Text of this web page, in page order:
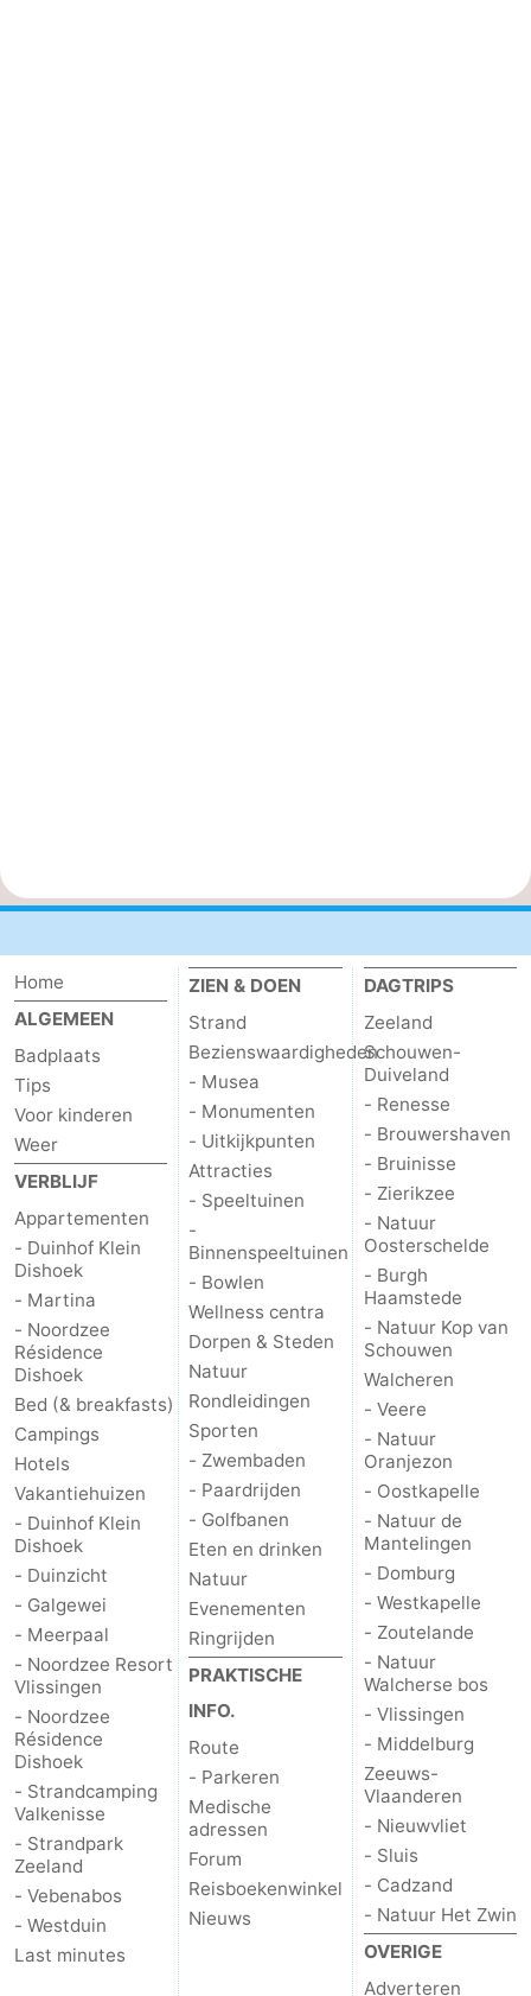
Home
ALGEMEEN
Badplaats
Tips
Voor kinderen
Weer
VERBLIJF
Appartementen
- Duinhof Klein
Dishoek
- Martina
- Noordzee
Résidence
Dishoek
Bed (& breakfasts)
Campings
Hotels
Vakantiehuizen
- Duinhof Klein
Dishoek
- Duinzicht
- Galgewei
- Meerpaal
- Noordzee Resort
Vlissingen
- Noordzee
Résidence
Dishoek
- Strandcamping
Valkenisse
- Strandpark
Zeeland
- Vebenabos
- Westduin
Last minutes
ZIEN & DOEN
Strand
Bezienswaardigheden
- Musea
- Monumenten
- Uitkijkpunten
Attracties
- Speeltuinen
-
Binnenspeeltuinen
- Bowlen
Wellness centra
Dorpen & Steden
Natuur
Rondleidingen
Sporten
- Zwembaden
- Paardrijden
- Golfbanen
Eten en drinken
Natuur
Evenementen
Ringrijden
PRAKTISCHE
INFO.
Route
- Parkeren
Medische
adressen
Forum
Reisboekenwinkel
Nieuws
DAGTRIPS
Zeeland
Schouwen-
Duiveland
- Renesse
- Brouwershaven
- Bruinisse
- Zierikzee
- Natuur
Oosterschelde
- Burgh
Haamstede
- Natuur Kop van
Schouwen
Walcheren
- Veere
- Natuur
Oranjezon
- Oostkapelle
- Natuur de
Mantelingen
- Domburg
- Westkapelle
- Zoutelande
- Natuur
Walcherse bos
- Vlissingen
- Middelburg
Zeeuws-
Vlaanderen
- Nieuwvliet
- Sluis
- Cadzand
- Natuur Het Zwin
OVERIGE
Adverteren